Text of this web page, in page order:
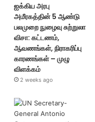
ஐக்கிய அரபு
அமீரகத்தின் 5 ஆண்டு
பலமுறை நுழைவு சுற்றுலா
விசா: கட்டணம்,
ஆவணங்கள், நிராகரிப்பு
காரணங்கள் – முழு
விளக்கம்
2 weeks ago